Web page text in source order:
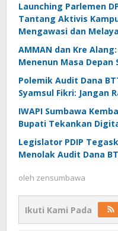
Launching Parlemen
Tantang Aktivis
Mengawasi dan
AMMAN dan Kre
Menenun Masa Depan
Polemik Audit Dana
Syamsul Fikri: Jangan
IWAPI Sumbawa
Bupati Tekankan
Legislator PDIP
Menolak Audit Dana
oleh zensumbawa
Ikuti Kami Pada